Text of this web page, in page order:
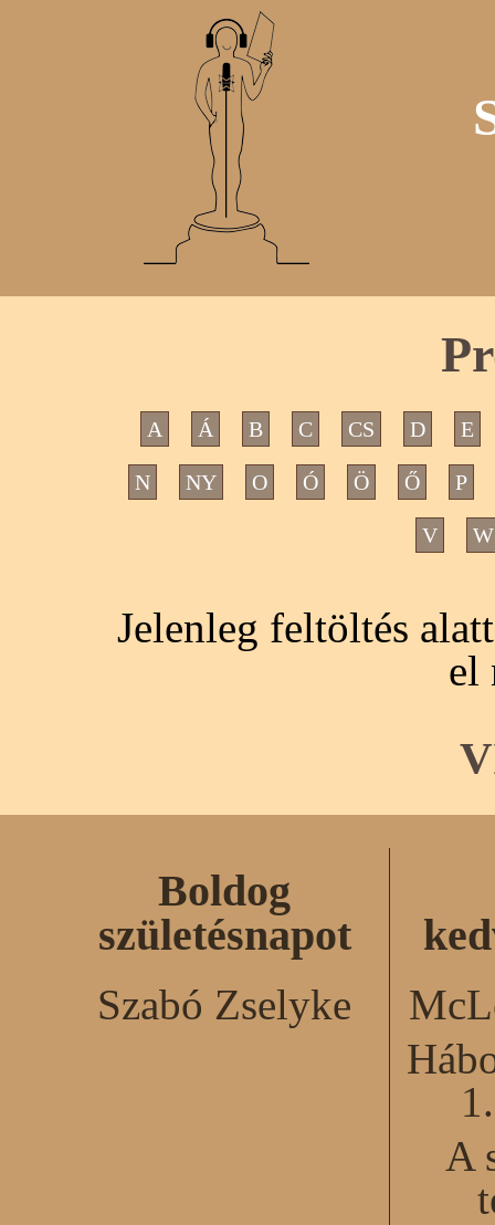
A Á B C CS D E
N NY O Ó Ö Ő P
V W
Jelenleg feltöltés
el
Boldog
születésnapot
Szabó Zselyke
A